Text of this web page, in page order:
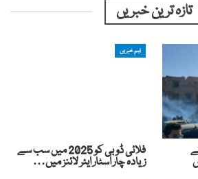
تازہ ترین خبریں
اہم خبریں
فلائی ڈوبی کو 2025 میں سب سے
زیادہ چار اسٹار ایئر لائنز میں…